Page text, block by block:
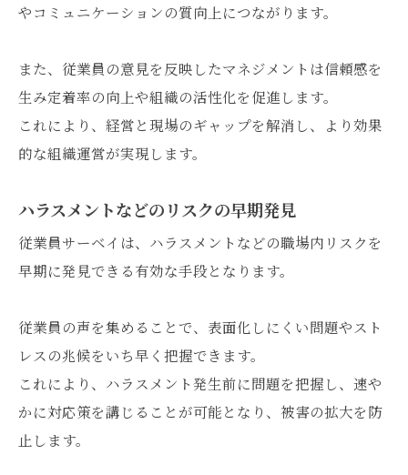
やコミュニケーションの質向上につながります。
また、従業員の意見を反映したマネジメントは信頼感を
生み定着率の向上や組織の活性化を促進します。
これにより、経営と現場のギャップを解消し、より効果
的な組織運営が実現します。
ハラスメントなどのリスクの早期発見
従業員サーベイは、ハラスメントなどの職場内リスクを
早期に発見できる有効な手段となります。
従業員の声を集めることで、表面化しにくい問題やスト
レスの兆候をいち早く把握できます。
これにより、ハラスメント発生前に問題を把握し、速や
かに対応策を講じることが可能となり、被害の拡大を防
止します。